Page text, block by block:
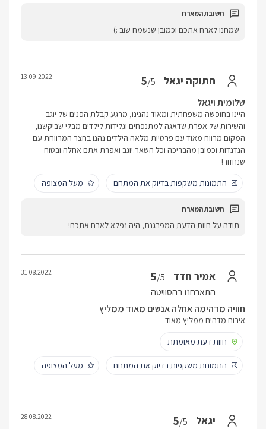
שמחנו לארח אתכם וכמובן שנשמח שוב :)
חתוקה יגאל 5/5
13.09.2022
שלומית ויגאל
היינו בחופשה משפחתית ומאוד נהנינו, מרגע קבלת הפנים של יוגב
והשירות של אפרת שדאגה למתנפחים וגלידות לילדים מבלי שביקשנו,
המקום מרווח מאוד עם פרטיות מלאה.הילדים נהנו בחצר המרווחת עם
הנדנדות וכמובן מהבריכה וכל השאר.יוגב ואפרת אתם אחלה ובטוח
שנחזור!
התמונות משקפות בדיוק את המתחם
מעל המצופה
תודה על חוות הדעת המפרגנת, היה נפלא לארח אתכם!
אמיר חדד 5/5
התארחנו בהסוויטה
31.08.2022
חוויה מדהימה אחלה אנשים מאוד ממליץ
אירוח מדהים ממליץ מאוד
חוות דעת מאומתת
התמונות משקפות בדיוק את המתחם מעל המצופה
יגאל 5/5
28.08.2022